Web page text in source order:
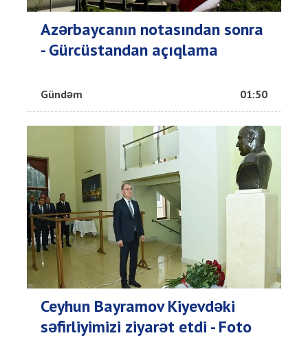
Azərbaycanın notasından sonra
- Gürcüstandan açıqlama
Gündəm 01:50
Ceyhun Bayramov Kiyevdəki
səfirliyimizi ziyarət etdi - Foto